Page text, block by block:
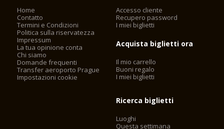
Home
Contatto
Termini e Condizioni
Politica sulla riservatezza
Impressum
La tua opinione conta
Chi siamo
Domande frequenti
Transfer aeroporto Prague
Impostazioni cookie
Accesso cliente
Recupero password
I miei biglietti
Acquista biglietti ora
Il mio carrello
Buoni regalo
I miei biglietti
Ricerca biglietti
Luoghi
Questa settimana